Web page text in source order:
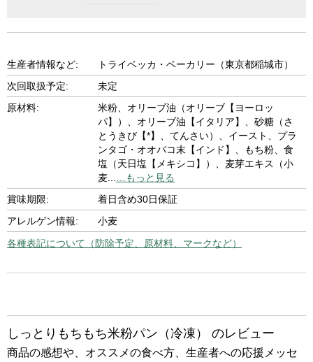
生産者情報など:
トライベッカ・ベーカリー（東京都稲城市）
次回取扱予定:
未定
原材料:
米粉、オリーブ油（オリーブ【ヨーロッ
パ】）、オリーブ油【イタリア】、砂糖（さ
とうきび【*】、てんさい）、イースト、プラ
ンタゴ・オオバコ末【インド】、もち粉、食
塩（天日塩【メキシコ】）、麦芽エキス（小
麦
…もっと見る
賞味期限:
着日含め30日保証
アレルゲン情報:
小麦
各種表記について（防除予定、原材料、マークなど）
しっとりもちもち米粉パン（冷凍） のレビュー
商品の感想や、オススメの食べ方、生産者への応援メッセ